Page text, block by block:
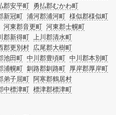
郡安平町
勇払郡むかわ町
新冠町 浦河郡浦河町 様似郡様似町
河東郡音更町 河東郡士幌町
郡新得町 上川郡清水町
郡更別村 広尾郡大樹町
池田町 中川郡豊頃町 中川郡本別町
浦幌町 釧路郡釧路町 厚岸郡厚岸町
弟子屈町
阿寒郡鶴居村
中標津町 標津郡標津町